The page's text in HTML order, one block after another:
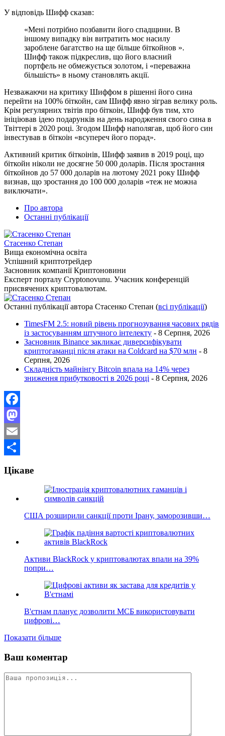
У відповідь Шифф сказав:
«Мені потрібно позбавити його спадщини. В
іншому випадку він витратить моє насилу
зароблене багатство на ще більше біткойнов ».
Шифф також підкреслив, що його власний
портфель не обмежується золотом, і «переважна
більшість» в ньому становлять акції.
Незважаючи на критику Шиффом в рішенні його сина
перейти на 100% біткойн, сам Шифф явно зіграв велику роль.
Крім регулярних твітів про біткоін, Шифф був тим, хто
ініціював ідею подарунків на день народження свого сина в
Твіттері в 2020 році. Згодом Шифф наполягав, щоб його син
інвестував в біткоін «всупереч його порад».
Активний критик біткоінів, Шифф заявив в 2019 році, що
біткойн ніколи не досягне 50 000 доларів. Після зростання
біткойнов до 57 000 доларів на лютому 2021 року Шифф
визнав, що зростання до 100 000 доларів «теж не можна
виключати».
Про автора
Останні публікації
Стасенко Степан
Вища економічна освіта
Успішний криптотрейдер
Засновник компанії Криптоновини
Експерт порталу Cryptonovunu. Учасник конференцій
присвячених криптовалютам.
Останні публікації автора Стасенко Степан (всі публікації)
TimesFM 2.5: новий рівень прогнозування часових рядів
із застосуванням штучного інтелекту - 8 Серпня, 2026
Засновник Binance закликає диверсифікувати
криптогаманці після атаки на Coldcard на $70 млн - 8
Серпня, 2026
Складність майнінгу Bitcoin впала на 14% через
зниження прибутковості в 2026 році - 8 Серпня, 2026
Facebook
Mastodon
Email
Цікаве
США розширили санкції проти Ірану, заморозивши…
Активи BlackRock у криптовалютах впали на 39%
попри…
В'єтнам планує дозволити МСБ використовувати
цифрові…
Показати більше
Ваш коментар